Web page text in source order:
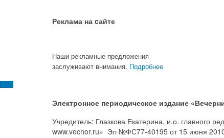
Реклама на cайте
Наши рекламные предложения
заслуживают внимания. Подробнее
Электронное периодическое издание
Учредитель: Глазкова Екатерина, и.о. главного
www.vechor.ru» Эл №ФС77-40195 от 15 июня 2010